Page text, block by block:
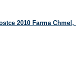
2010 Farma Chmel,